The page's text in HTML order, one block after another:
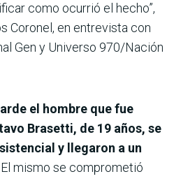
como ocurrió el hecho”,
Coronel, en entrevista con
Gen y Universo 970/Nación
el hombre que fue
Brasetti, de 19 años, se
y llegaron a un
El mismo se comprometió